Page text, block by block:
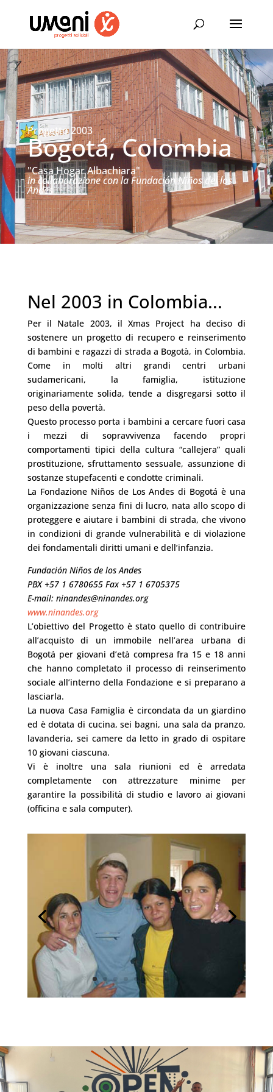
Progetto 2003
Bogotá, Colombia
"Casa Hogar Albachiara"
in collaborazione con la Fundación Niños del los
Andes
Nel 2003 in Colombia...
Per il Natale 2003, il Xmas Project ha deciso di
sostenere un progetto di recupero e reinserimento
di bambini e ragazzi di strada a Bogotà, in Colombia.
Come in molti altri grandi centri urbani
sudamericani, la famiglia, istituzione
originariamente solida, tende a disgregarsi sotto il
peso della povertà.
Questo processo porta i bambini a cercare fuori casa
i mezzi di sopravvivenza facendo propri
comportamenti tipici della cultura “callejera” quali
prostituzione, sfruttamento sessuale, assunzione di
sostanze stupefacenti e condotte criminali.
La Fondazione Niños de Los Andes di Bogotá è una
organizzazione senza fini di lucro, nata allo scopo di
proteggere e aiutare i bambini di strada, che vivono
in condizioni di grande vulnerabilità e di violazione
dei fondamentali diritti umani e dell’infanzia.
Fundación Niños de los Andes
PBX +57 1 6780655 Fax +57 1 6705375
E-mail: ninandes@ninandes.org
www.ninandes.org
L’obiettivo del Progetto è stato quello di contribuire
all’acquisto di un immobile nell’area urbana di
Bogotá per giovani d’età compresa fra 15 e 18 anni
che hanno completato il processo di reinserimento
sociale all’interno della Fondazione e si preparano a
lasciarla.
La nuova Casa Famiglia è circondata da un giardino
ed è dotata di cucina, sei bagni, una sala da pranzo,
lavanderia, sei camere da letto in grado di ospitare
10 giovani ciascuna.
Vi è inoltre una sala riunioni ed è arredata
completamente con attrezzature minime per
garantire la possibilità di studio e lavoro ai giovani
(officina e sala computer).